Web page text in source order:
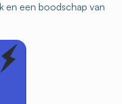
en een boodschap van